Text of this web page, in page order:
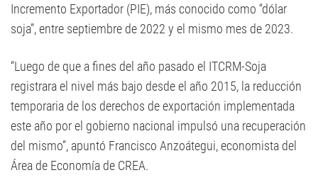
Incremento Exportador (PIE), más conocido como “dólar
soja”, entre septiembre de 2022 y el mismo mes de 2023.
“Luego de que a fines del año pasado el ITCRM-Soja
registrara el nivel más bajo desde el año 2015, la reducción
temporaria de los derechos de exportación implementada
este año por el gobierno nacional impulsó una recuperación
del mismo”, apuntó Francisco Anzoátegui, economista del
Área de Economía de CREA.